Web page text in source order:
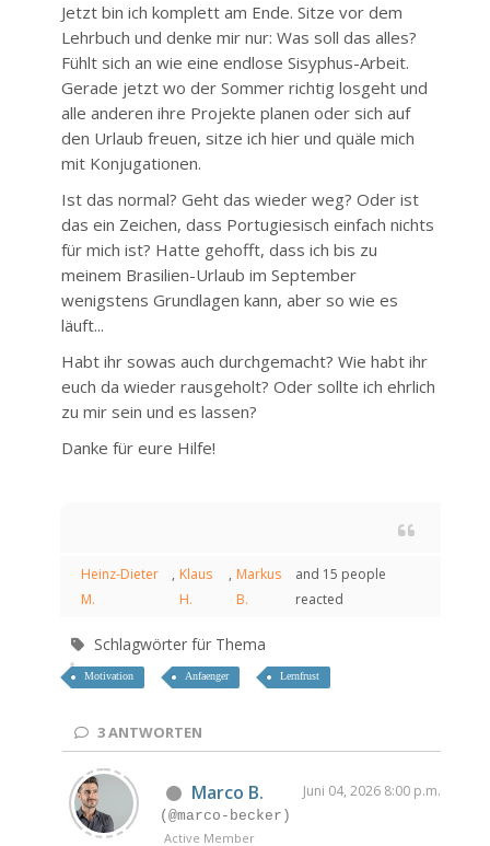
Jetzt bin ich komplett am Ende. Sitze vor dem
Lehrbuch und denke mir nur: Was soll das alles?
Fühlt sich an wie eine endlose Sisyphus-Arbeit.
Gerade jetzt wo der Sommer richtig losgeht und
alle anderen ihre Projekte planen oder sich auf
den Urlaub freuen, sitze ich hier und quäle mich
mit Konjugationen.
Ist das normal? Geht das wieder weg? Oder ist
das ein Zeichen, dass Portugiesisch einfach nichts
für mich ist? Hatte gehofft, dass ich bis zu
meinem Brasilien-Urlaub im September
wenigstens Grundlagen kann, aber so wie es
läuft...
Habt ihr sowas auch durchgemacht? Wie habt ihr
euch da wieder rausgeholt? Oder sollte ich ehrlich
zu mir sein und es lassen?
Danke für eure Hilfe!
Heinz-Dieter
M.
, Klaus
H.
, Markus
B.
and 15 people
reacted
Schlagwörter für Thema
Motivation Anfaenger Lernfrust
3ANTWORTEN
Marco B. Juni 04, 2026 8:00 p.m.
(@marco-becker)
Active Member